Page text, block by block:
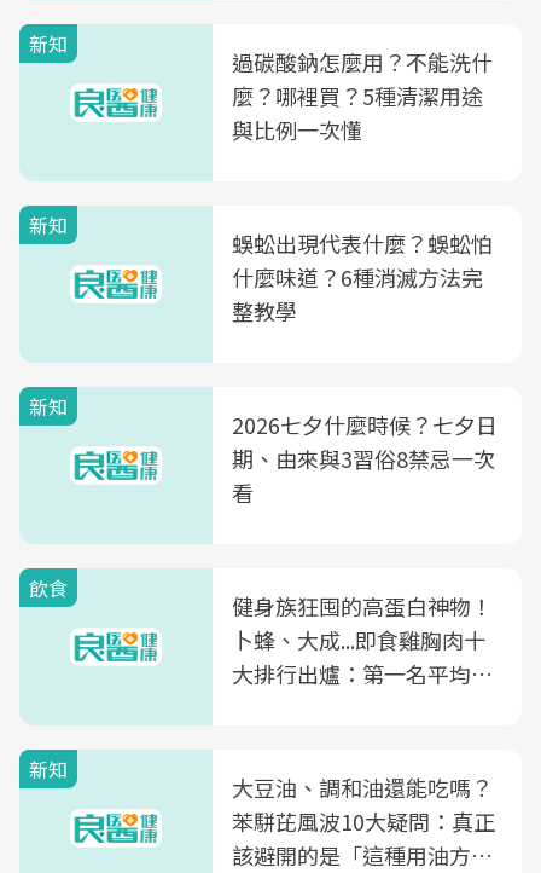
新知
過碳酸鈉怎麼用？不能洗什
麼？哪裡買？5種清潔用途
與比例一次懂
新知
蜈蚣出現代表什麼？蜈蚣怕
什麼味道？6種消滅方法完
整教學
新知
2026七夕什麼時候？七夕日
期、由來與3習俗8禁忌一次
看
飲食
健身族狂囤的高蛋白神物！
卜蜂、大成...即食雞胸肉十
大排行出爐：第一名平均一
新知
大豆油、調和油還能吃嗎？
苯駢芘風波10大疑問：真正
該避開的是「這種用油方